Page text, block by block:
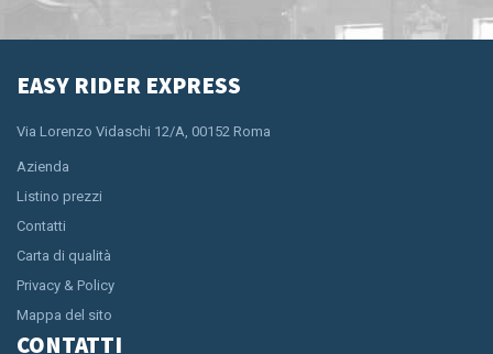
EASY RIDER EXPRESS
Via Lorenzo Vidaschi 12/A, 00152 Roma
Azienda
Listino prezzi
Contatti
Carta di qualità
Privacy & Policy
Mappa del sito
CONTATTI